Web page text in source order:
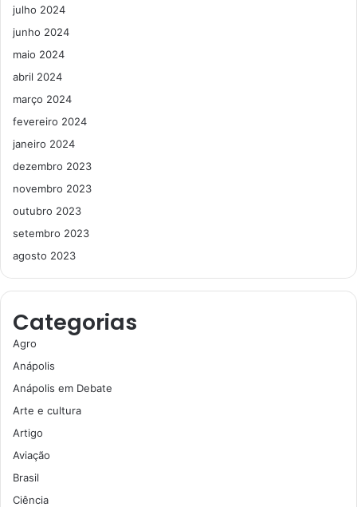
julho 2024
junho 2024
maio 2024
abril 2024
março 2024
fevereiro 2024
janeiro 2024
dezembro 2023
novembro 2023
outubro 2023
setembro 2023
agosto 2023
Categorias
Agro
Anápolis
Anápolis em Debate
Arte e cultura
Artigo
Aviação
Brasil
Ciência